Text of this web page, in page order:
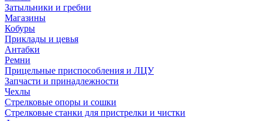
Затыльники и гребни
Магазины
Кобуры
Приклады и цевья
Антабки
Ремни
Прицельные приспособления и ЛЦУ
Запчасти и принадлежности
Чехлы
Стрелковые опоры и сошки
Стрелковые станки для пристрелки и чистки